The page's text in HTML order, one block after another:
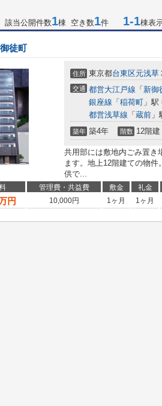
該当公開件数1棟 空き数1件 1-1棟表
徒町
住所 東京都台東区元浅草
交通 都営大江戸線 「 新御
銀座線 「 稲荷町 」駅
都営浅草線 「 蔵前
築年 築4年 階数 12階建
共用部には敷地内ごみ置き
ます。地上12階建ての物
供で...
管理費・共益費 敷金 礼金
円 10,000円 1ヶ月 1ヶ月